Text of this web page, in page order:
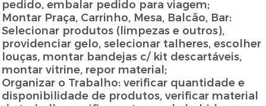
pedido, embalar pedido para viagem;
Montar Praça, Carrinho, Mesa, Balcão, Bar:
Selecionar produtos (limpezas e outros),
providenciar gelo, selecionar talheres, escolher
louças, montar bandejas c/ kit descartáveis,
montar vitrine, repor material;
Organizar o Trabalho: verificar quantidade e
disponibilidade de produtos, verificar material